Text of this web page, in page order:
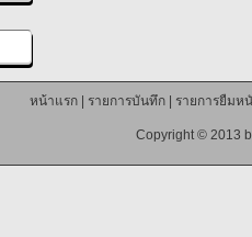
หน้าแรก| รายการบันทึก| รายการยืมห
Copyright © 2013